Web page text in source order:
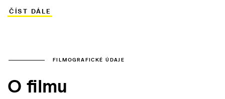
zvanou Kleopatra, vydají stanovat na Orlickou přehradu.
přítomnost skupinky „pomstychtivých“ děvčat i Mildův
svobodnou prázdninovou atmosférou a zdobí ji mimo
ČÍST DÁLE
FILMOGRAFICKÉ ÚDAJE
O filmu